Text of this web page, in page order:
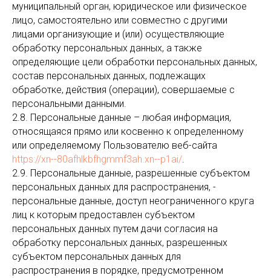
муниципальный орган, юридическое или физическое
лицо, самостоятельно или совместно с другими
лицами организующие и (или) осуществляющие
обработку персональных данных, а также
определяющие цели обработки персональных данных,
состав персональных данных, подлежащих
обработке, действия (операции), совершаемые с
персональными данными.
2.8. Персональные данные – любая информация,
относящаяся прямо или косвенно к определенному
или определяемому Пользователю веб-сайта
https://xn--80afhlkbfhgmmf3ah.xn--p1ai/.
2.9. Персональные данные, разрешенные субъектом
персональных данных для распространения, -
персональные данные, доступ неограниченного круга
лиц к которым предоставлен субъектом
персональных данных путем дачи согласия на
обработку персональных данных, разрешенных
субъектом персональных данных для
распространения в порядке, предусмотренном